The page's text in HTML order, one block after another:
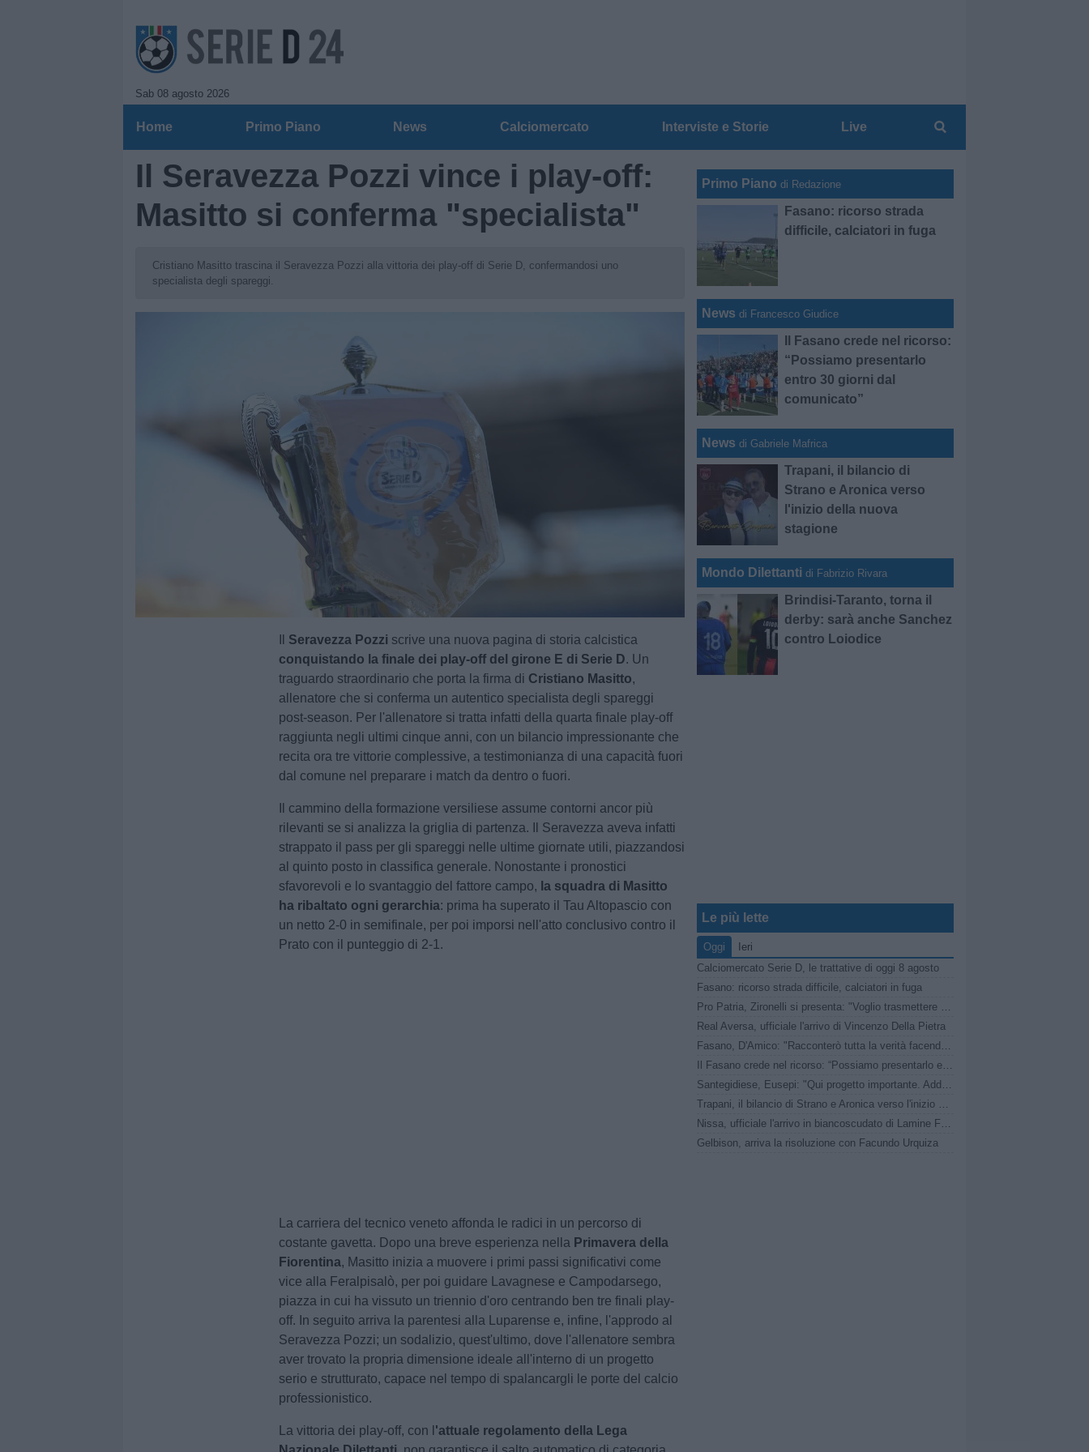
Sab 08 agosto 2026
Home Primo Piano News Calciomercato Interviste e Storie Live
Il Seravezza Pozzi vince i play-off:
Masitto si conferma "specialista"
Cristiano Masitto trascina il Seravezza Pozzi alla vittoria dei play-off di Serie D, confermandosi uno
specialista degli spareggi.
Seravezza Pozzi scrive una nuova pagina di storia calcistica
conquistando la finale dei play-off del girone E di Serie D. Un
traguardo straordinario che porta la firma di Cristiano Masitto,
allenatore che si conferma un autentico specialista degli spareggi
post-season. Per l'allenatore si tratta infatti della quarta finale play-off
raggiunta negli ultimi cinque anni, con un bilancio impressionante che
recita ora tre vittorie complessive, a testimonianza di una capacità fuori
dal comune nel preparare i match da dentro o fuori.
Il cammino della formazione versiliese assume contorni ancor più
rilevanti se si analizza la griglia di partenza. Il Seravezza aveva infatti
strappato il pass per gli spareggi nelle ultime giornate utili, piazzandosi
al quinto posto in classifica generale. Nonostante i pronostici
sfavorevoli e lo svantaggio del fattore campo, la squadra di Masitto
ha ribaltato ogni gerarchia: prima ha superato il Tau Altopascio con
un netto 2-0 in semifinale, per poi imporsi nell'atto conclusivo contro il
Prato con il punteggio di 2-1.
La carriera del tecnico veneto affonda le radici in un percorso di
costante gavetta. Dopo una breve esperienza nella Primavera della
Fiorentina, Masitto inizia a muovere i primi passi significativi come
vice alla Feralpisalò, per poi guidare Lavagnese e Campodarsego,
piazza in cui ha vissuto un triennio d'oro centrando ben tre finali play-
off. In seguito arriva la parentesi alla Luparense e, infine, l'approdo al
Seravezza Pozzi; un sodalizio, quest'ultimo, dove l'allenatore sembra
aver trovato la propria dimensione ideale all'interno di un progetto
serio e strutturato, capace nel tempo di spalancargli le porte del calcio
professionistico.
La vittoria dei play-off, con l 'attuale regolamento della Lega
Primo Piano di Redazione
Fasano: ricorso strada
difficile, calciatori in fuga
News di Francesco Giudice
Il Fasano crede nel ricorso:
“Possiamo presentarlo
entro 30 giorni dal
comunicato”
News di Gabriele Mafrica
Trapani, il bilancio di
Strano e Aronica verso
l'inizio della nuova
stagione
Mondo Dilettanti di Fabrizio Rivara
Brindisi-Taranto, torna il
derby: sarà anche Sanchez
contro Loiodice
Le più lette
Oggi
Ieri
Calciomercato Serie D, le trattative di oggi 8 agosto
Fasano: ricorso strada difficile, calciatori in fuga
Pro Patria, Zironelli si presenta: "Voglio trasmettere entusiasmo. Il passato va cancellato"
Real Aversa, ufficiale l'arrivo di Vincenzo Della Pietra
Fasano, D'Amico: "Racconterò tutta la verità facendo nomi e cognomi"
Il Fasano crede nel ricorso: “Possiamo presentarlo entro 30 giorni dal comunicato”
Santegidiese, Eusepi: "Qui progetto importante. Addio? Non è dipeso da me"
Trapani, il bilancio di Strano e Aronica verso l'inizio della nuova stagione
Nissa, ufficiale l'arrivo in biancoscudato di Lamine Fofana
Gelbison, arriva la risoluzione con Facundo Urquiza